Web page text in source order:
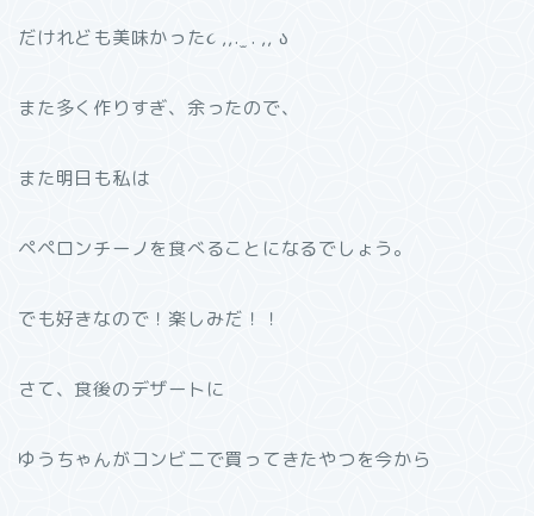
だけれども美味かった૮ ,,. ̫ . ,, ა
また多く作りすぎ、余ったので、
また明日も私は
ペペロンチーノを食べることになるでしょう。
でも好きなので！楽しみだ！！
さて、食後のデザートに
ゆうちゃんがコンビニで買ってきたやつを今から